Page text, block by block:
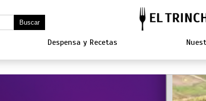
Despensa y Recetas